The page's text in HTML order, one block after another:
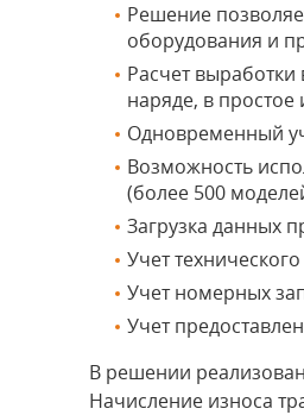
Решение
оборудования и
Расчет
наряде, в простое
Одновременный
Возможность
(более 500
Загрузка данных
Учет
Учет номерных
Учет
В решении
Начисление износа